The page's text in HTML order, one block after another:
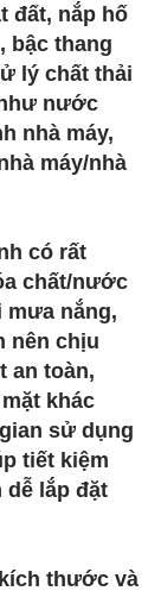
đất, nắp hố
bậc thang
lý chất thải
nước
nhà máy,
máy/nhà
có rất
chất/nước
mưa nắng,
nên chịu
an toàn,
khác
sử dụng
tiết kiệm
dễ lắp đặt
thước và